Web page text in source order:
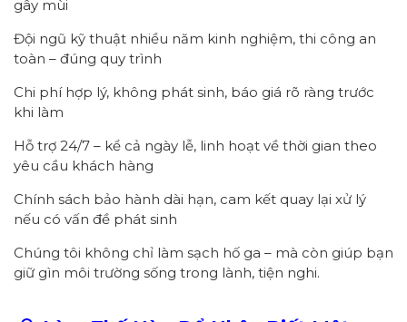
gây mùi
Đội ngũ kỹ thuật nhiều năm kinh nghiệm, thi công an
toàn – đúng quy trình
Chi phí hợp lý, không phát sinh, báo giá rõ ràng trước
khi làm
Hỗ trợ 24/7 – kể cả ngày lễ, linh hoạt về thời gian theo
yêu cầu khách hàng
Chính sách bảo hành dài hạn, cam kết quay lại xử lý
nếu có vấn đề phát sinh
Chúng tôi không chỉ làm sạch hố ga – mà còn giúp bạn
giữ gìn môi trường sống trong lành, tiện nghi.